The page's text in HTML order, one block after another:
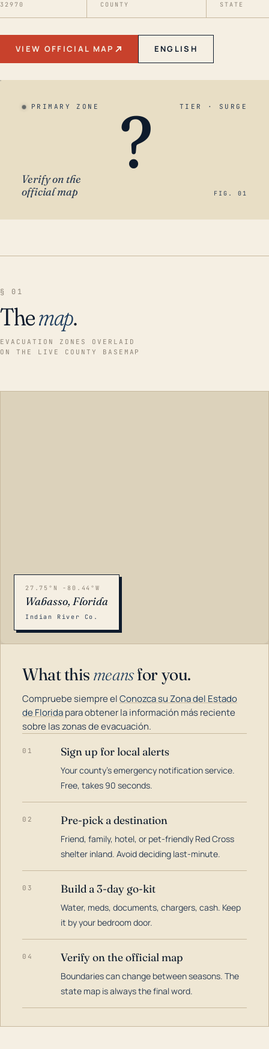
32970 COUNTY STATE
VIEW OFFICIAL MAP ENGLISH
PRIMARY ZONE TIER · SURGE
?
Verify on the
official map
FIG. 01
§ 01
Themap.
EVACUATION ZONES OVERLAID
ON THE LIVE COUNTY BASEMAP
27.75°N -80.44°W
Wabasso, Florida
Indian River Co.
What this meansfor you.
Compruebe siempre elConozca su Zona del Estado
de Floridapara obtener la información más reciente
sobre las zonas de evacuación.
01 Sign up for local alerts
Your county's emergency notification service.
Free, takes 90 seconds.
02 Pre-pick a destination
Friend, family, hotel, or pet-friendly Red Cross
shelter inland. Avoid deciding last-minute.
03 Build a 3-day go-kit
Water, meds, documents, chargers, cash. Keep
it by your bedroom door.
04 Verify on the official map
Boundaries can change between seasons. The
state map is always the final word.